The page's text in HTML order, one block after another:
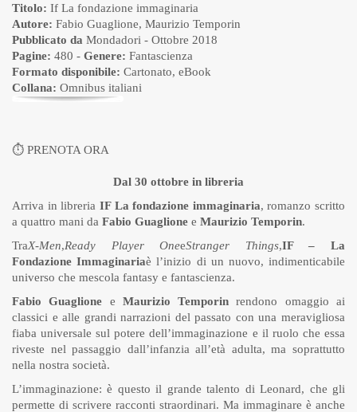
Titolo: If La fondazione immaginaria
Autore: Fabio Guaglione, Maurizio Temporin
Pubblicato da Mondadori - Ottobre 2018
Pagine: 480 - Genere: Fantascienza
Formato disponibile: Cartonato, eBook
Collana: Omnibus italiani
⏱ PRENOTA ORA
Dal 30 ottobre in libreria
Arriva in libreria IF La fondazione immaginaria, romanzo scritto
a quattro mani da Fabio Guaglione e Maurizio Temporin.
TraX-Men,Ready Player OneeStranger Things,IF – La
Fondazione Immaginariaè l’inizio di un nuovo, indimenticabile
universo che mescola fantasy e fantascienza.
Fabio Guaglione e Maurizio Temporin rendono omaggio ai
classici e alle grandi narrazioni del passato con una meravigliosa
fiaba universale sul potere dell’immaginazione e il ruolo che essa
riveste nel passaggio dall’infanzia all’età adulta, ma soprattutto
nella nostra società.
L’immaginazione: è questo il grande talento di Leonard, che gli
permette di scrivere racconti straordinari. Ma immaginare è anche